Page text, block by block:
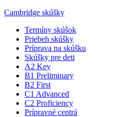
Cambridge skúšky
Termíny skúšok
Priebeh skúšky
Príprava na skúšku
Skúšky pre deti
A2 Key
B1 Preliminary
B2 First
C1 Advanced
C2 Proficiency
Prípravné centrá